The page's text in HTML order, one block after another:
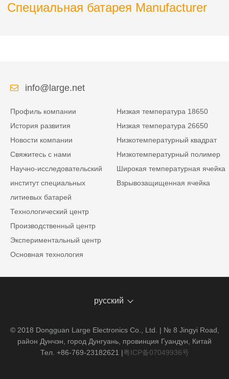
Специальная батарея Manufacturer
info@large.net
Профиль компании
История развития
Новости компании
Свяжитесь с нами
Научно-исследовательский
институт специальных
литиевых батарей
Технологический центр
Производственный центр
Экспериментальный центр
Основная технология
Низкая температура 18650
Низкая температура 26650
Низкотемпературный квадрат
Низкотемпературный полимер
Широкая температурная ячейка
Взрывозащищенная ячейка
русский
© 2018 Dongguan Large Electronics Co., Ltd. | № 8 Jingyi Road,
район Дунчэн, город Дунгуань, провинция Гуандун, Китай
Тел. +86-769-23182621 |粤ICP备07049936号